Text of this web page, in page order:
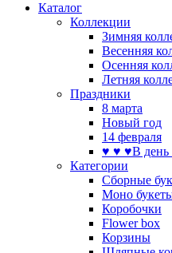
Каталог
Коллекции
Зимняя
Весенняя
Осенняя
Летняя
Праздники
8 марта
Новый год
14 февраля
♥ ♥ ♥В
Категории
Сборные
Моно
Коробочки
Flower box
Корзины